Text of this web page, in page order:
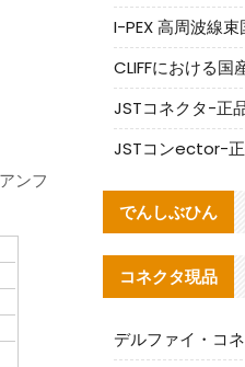
フ
I-PEX 高周波線
CLIFFにおける
でんしぶひん
コネクタ現品
デルファイ・コ